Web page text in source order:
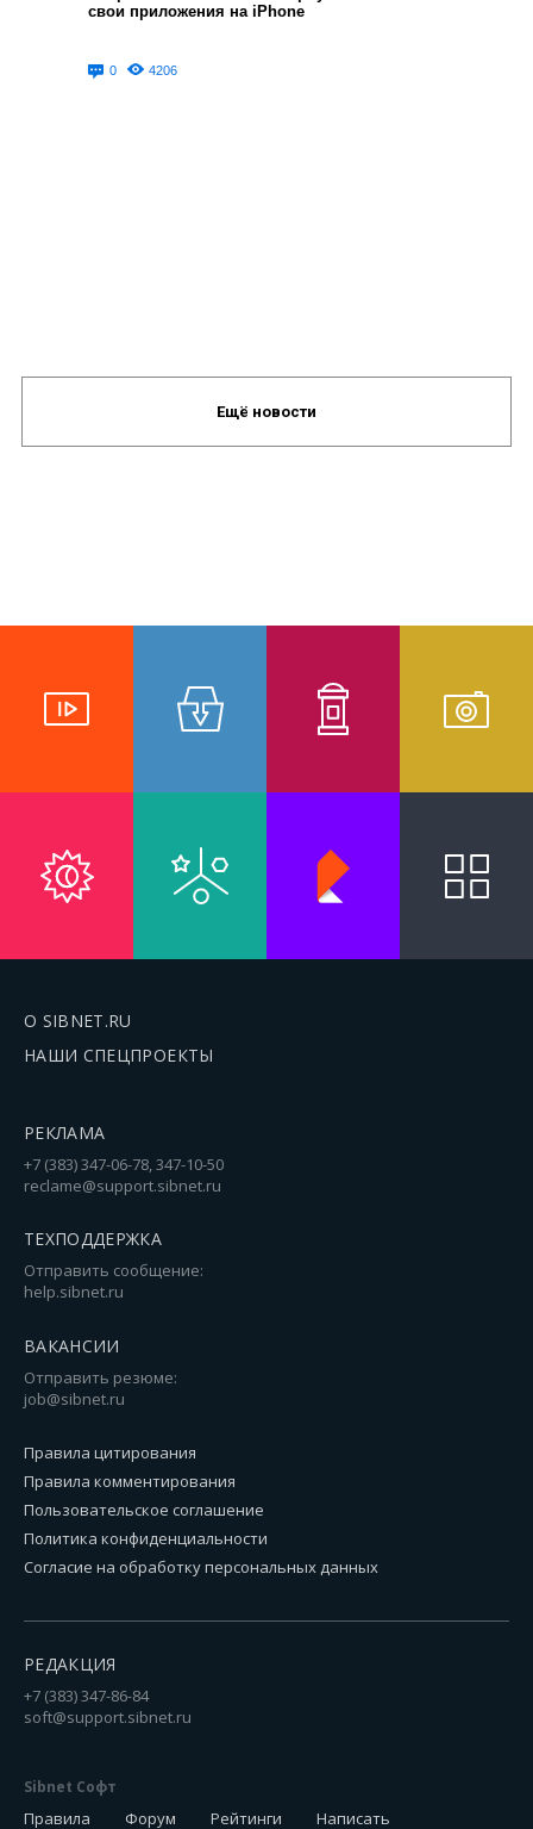
свои приложения на iPhone
0 4206
Ещё новости
О SIBNET.RU
НАШИ СПЕЦПРОЕКТЫ
РЕКЛАМА
+7 (383) 347-06-78, 347-10-50
reclame@support.sibnet.ru
ТЕХПОДДЕРЖКА
Отправить сообщение:
help.sibnet.ru
ВАКАНСИИ
Отправить резюме:
job@sibnet.ru
Правила цитирования
Правила комментирования
Пользовательское соглашение
Политика конфиденциальности
Согласие на обработку персональных данных
РЕДАКЦИЯ
+7 (383) 347-86-84
soft@support.sibnet.ru
Sibnet Софт
Правила Форум Рейтинги Написать